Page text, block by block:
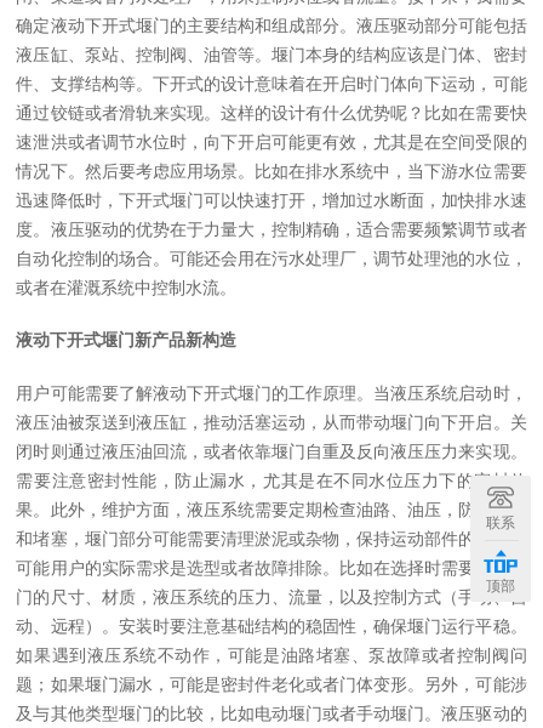
确定液动下开式堰门的主要结构和组成部分。液压驱动部分可能包括
液压缸、泵站、控制阀、油管等。堰门本身的结构应该是门体、密封
件、支撑结构等。下开式的设计意味着在开启时门体向下运动，可能
通过铰链或者滑轨来实现。这样的设计有什么优势呢？比如在需要快
速泄洪或者调节水位时，向下开启可能更有效，尤其是在空间受限的
情况下。 然后要考虑应用场景。比如在排水系统中，当下游水位需要
迅速降低时，下开式堰门可以快速打开，增加过水断面，加快排水速
度。液压驱动的优势在于力量大，控制精确，适合需要频繁调节或者
自动化控制的场合。可能还会用在污水处理厂，调节处理池的水位，
或者在灌溉系统中控制水流。
液动下开式堰门新产品新构造
用户可能需要了解液动下开式堰门的工作原理。当液压系统启动时，
液压油被泵送到液压缸，推动活塞运动，从而带动堰门向下开启。关
闭时则通过液压油回流，或者依靠堰门自重及反向液压压力来实现。
需要注意密封性能，防止漏水，尤其是在不同水位压力下的密封效
果。此外，维护方面，液压系统需要定期检查油路、油压，防止泄漏
和堵塞，堰门部分可能需要清理淤泥或杂物，保持运动部件的润滑。
可能用户的实际需求是选型或者故障排除。比如在选择时需要考虑堰
门的尺寸、材质，液压系统的压力、流量，以及控制方式（手动、自
动、远程）。安装时要注意基础结构的稳固性，确保堰门运行平稳。
如果遇到液压系统不动作，可能是油路堵塞、泵故障或者控制阀问
题；如果堰门漏水，可能是密封件老化或者门体变形。
另外，可能涉
及与其他类型堰门的比较，比如电动堰门或者手动堰门。液压驱动的
联系
顶部